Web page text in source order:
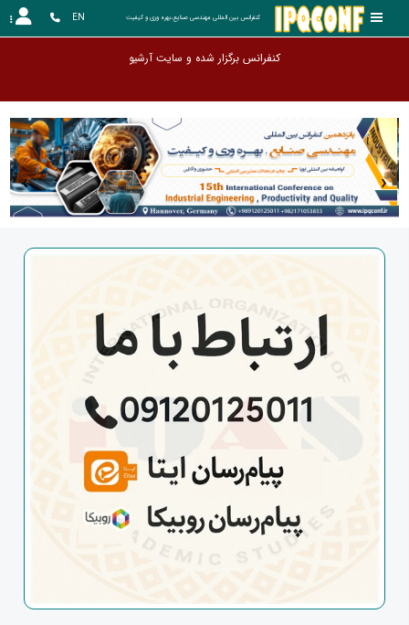
کنفرانس بین المللی مهندسی صنایع،بهره وری و کیفیت EN
کنفرانس برگزار شده و سایت آرشیو گردیده است. این سایت ب
‹ ›